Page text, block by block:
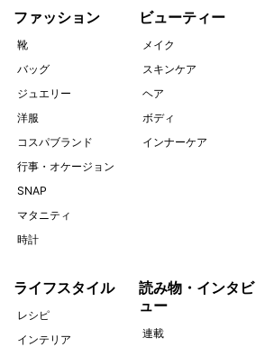
ファッション
靴
バッグ
ジュエリー
洋服
コスパブランド
行事・オケージョン
SNAP
マタニティ
時計
ビューティー
メイク
スキンケア
ヘア
ボディ
インナーケア
ライフスタイル
レシピ
インテリア
読み物・インタビ
ュー
連載